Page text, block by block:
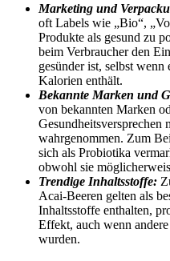
Marketing und
oft Labels wie „Bio“,
Produkte als gesund zu
beim Verbraucher den
gesünder ist, selbst
Kalorien enthält.
Bekannte Marken und
von bekannten Marken
Gesundheitsversprechen
wahrgenommen. Zum
sich als Probiotika
obwohl sie
Trendige Inhaltsstoffe:
Acai-Beeren gelten als
Inhaltsstoffe enthalten,
Effekt, auch wenn
wurden.